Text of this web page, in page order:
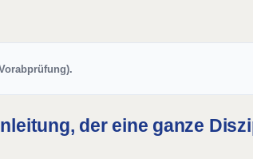
der eine ganze